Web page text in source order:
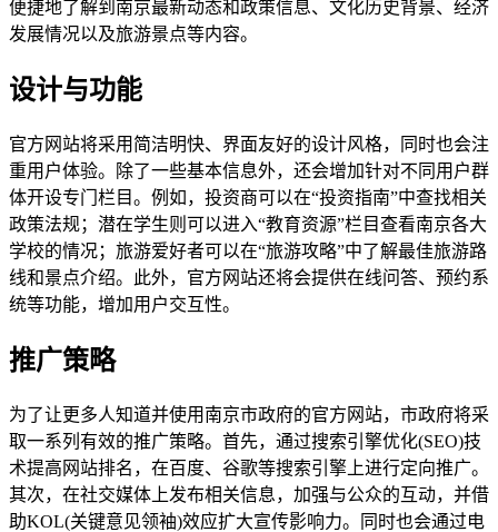
便捷地了解到南京最新动态和政策信息、文化历史背景、经济
发展情况以及旅游景点等内容。
设计与功能
官方网站将采用简洁明快、界面友好的设计风格，同时也会注
重用户体验。除了一些基本信息外，还会增加针对不同用户群
体开设专门栏目。例如，投资商可以在“投资指南”中查找相关
政策法规；潜在学生则可以进入“教育资源”栏目查看南京各大
学校的情况；旅游爱好者可以在“旅游攻略”中了解最佳旅游路
线和景点介绍。此外，官方网站还将会提供在线问答、预约系
统等功能，增加用户交互性。
推广策略
为了让更多人知道并使用南京市政府的官方网站，市政府将采
取一系列有效的推广策略。首先，通过搜索引擎优化(SEO)技
术提高网站排名，在百度、谷歌等搜索引擎上进行定向推广。
其次，在社交媒体上发布相关信息，加强与公众的互动，并借
助KOL(关键意见领袖)效应扩大宣传影响力。同时也会通过电